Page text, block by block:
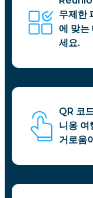
무제한
에 맞는
세요.
QR 코
니옹 여
거로움